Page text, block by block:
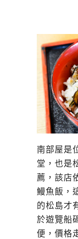
南部屋是
堂，也是
薦，該店
鰻魚飯，
的松島才
於遊覽船
便，價格